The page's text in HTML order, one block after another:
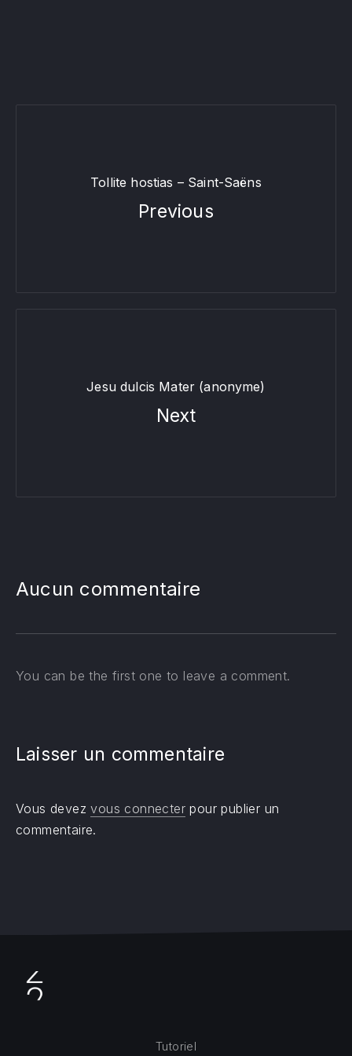
Tollite hostias – Saint-Saëns
Previous
Jesu dulcis Mater (anonyme)
Next
Aucun commentaire
You can be the first one to leave a comment.
Laisser un commentaire
Vous devezvous connecter pour publier un
commentaire.
Tutoriel